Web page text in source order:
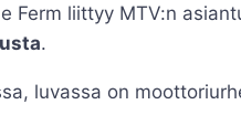
Ferm liittyy MTV:n
.
luvassa on